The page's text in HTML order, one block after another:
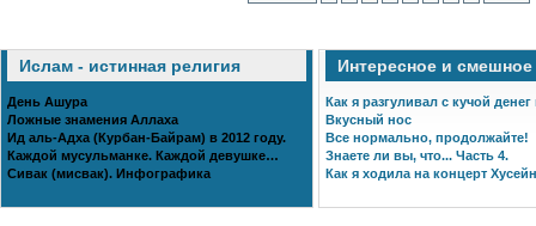
Ислам - истинная религия
День Ашура
Ложные знамения Аллаха
Ид аль-Адха (Курбан-Байрам) в 2012 году.
Каждой мусульманке. Каждой девушке…
Сивак (мисвак). Инфографика
Интересное и смешное
Как я разгуливал с кучой
Вкусный нос
Все нормально, продолжайте!
Знаете ли вы, что... Часть 4.
Как я ходила на концерт